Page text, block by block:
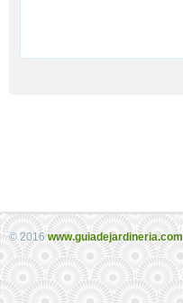
© 2016 www.guiadejardineria.com